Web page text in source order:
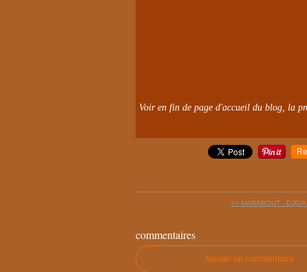
Voir en fin de page d'accueil du blog, la
<< MARABOUT - DJIDA
commentaires
Ajouter un commentaire